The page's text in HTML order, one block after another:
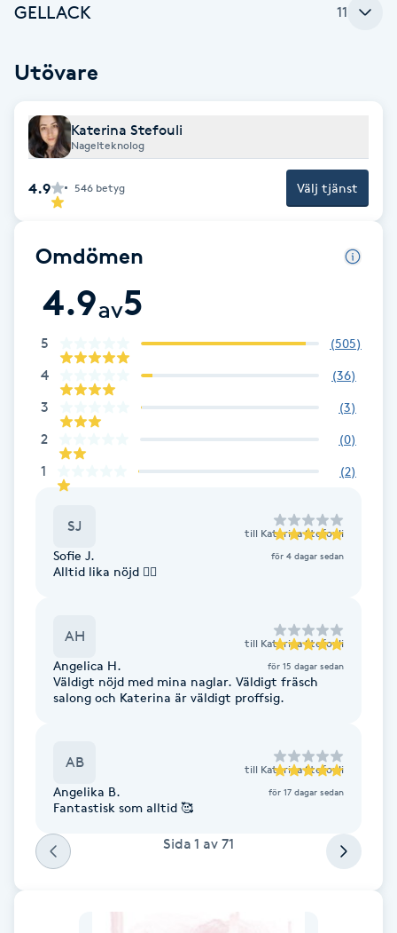
Cryoterapi
Damklippning
Dermapen
Diamantslipning
Enzympeeling
Extensions
Extensions borttagning
Eyeliner-tatuering
Fet hårbotten
Fibromassage
Fillers
GELLACK 11
Utövare
Katerina Stefouli
Nagelteknolog
4.9 546 betyg Välj tjänst
Omdömen
4.9av5
5 (505)
4 (36)
3 (3)
2 (0)
1 (2)
SJ till Katerina Stefouli
Sofie J. för 4 dagar sedan
Alltid lika nöjd 👌🏼
AH till Katerina Stefouli
Angelica H. för 15 dagar sedan
Väldigt nöjd med mina naglar. Väldigt fräsch
salong och Katerina är väldigt proffsig.
AB till Katerina Stefouli
Angelika B. för 17 dagar sedan
Fantastisk som alltid 🥰
Sida 1 av 71